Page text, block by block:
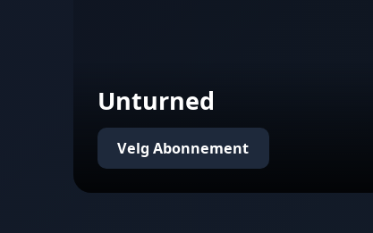
Unturned
Velg Abonnement